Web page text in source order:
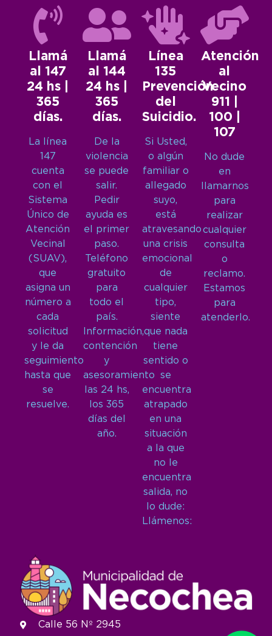
Llamá
al 147
24 hs |
365
días.
La línea
147
cuenta
con el
Sistema
Único de
Atención
Vecinal
(SUAV),
que
asigna un
número a
cada
solicitud
y le da
seguimiento
hasta que
se
resuelve.
Llamá
al 144
24 hs |
365
días.
De la
violencia
se puede
salir.
Pedir
ayuda es
el primer
paso.
Teléfono
gratuito
para
todo el
país.
Información,
contención
y
asesoramiento
las 24 hs,
los 365
días del
año.
Línea
135
Prevención
del
Suicidio.
Si Usted,
o algún
familiar o
allegado
suyo,
está
atravesando
una crisis
emocional
de
cualquier
tipo,
siente
que nada
tiene
sentido o
se
encuentra
atrapado
en una
situación
a la que
no le
encuentra
salida, no
lo dude:
Llámenos:
Atención
al
Vecino
911 |
100 |
107
No dude
en
llamarnos
para
realizar
cualquier
consulta
o
reclamo.
Estamos
para
atenderlo.
Calle 56 Nº 2945